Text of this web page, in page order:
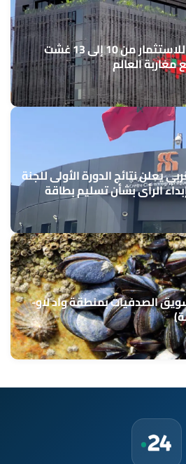
تعبئة المراكز الجهوية للاستثمار من 10 إلى 13 غشت
العالم
يعلن نتائج الدورة الأولى للجنة
الرأي بشأن تسليم بطاقة
الصدفيات بمنطقة واد لاو-